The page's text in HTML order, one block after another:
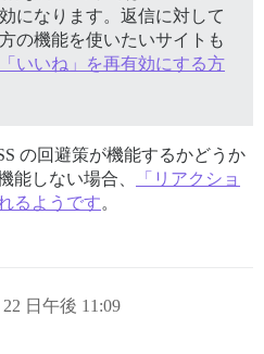
になります。返信に対して
の機能を使いたいサイトも
「いいね」を再有効にする方
の回避策が機能するかどうか
能しない場合、
「リアクショ
るようです。
日午後 11:09